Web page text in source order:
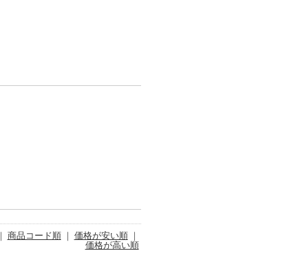
商品コード順 価格が安い順
価格が高い順